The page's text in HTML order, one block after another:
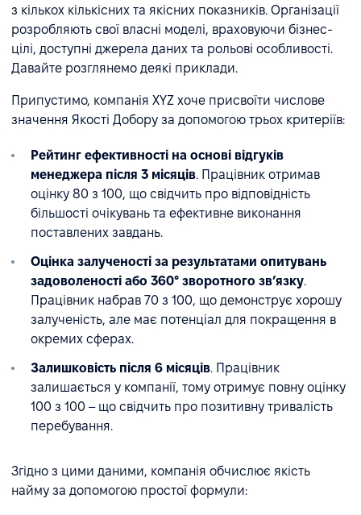
з кількох кількісних та якісних показників. Організації
розробляють свої власні моделі, враховуючи бізнес-
цілі, доступні джерела даних та рольові особливості.
Давайте розглянемо деякі приклади.
Припустимо, компанія XYZ хоче присвоїти числове
значення Якості Добору за допомогою трьох критеріїв:
Рейтинг ефективності на основі відгуків
менеджера після 3 місяців. Працівник отримав
оцінку 80 з 100, що свідчить про відповідність
більшості очікувань та ефективне виконання
поставлених завдань.
Оцінка залученості за результатами опитувань
задоволеності або 360° зворотного зв’язку.
Працівник набрав 70 з 100, що демонструє хорошу
залученість, але має потенціал для покращення в
окремих сферах.
Залишковість після 6 місяців. Працівник
залишається у компанії, тому отримує повну оцінку
100 з 100 – що свідчить про позитивну тривалість
перебування.
Згідно з цими даними, компанія обчислює якість
найму за допомогою простої формули: